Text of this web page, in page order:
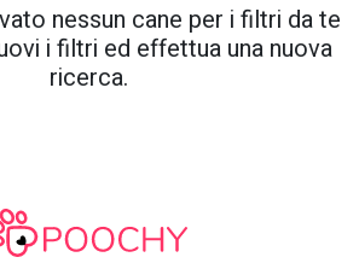
nessun cane per i filtri da te
i filtri ed effettua una nuova
ricerca.